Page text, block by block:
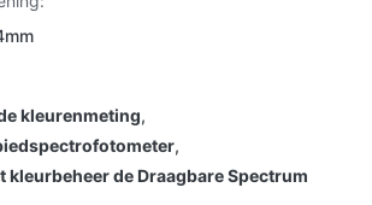
kleurenmeting,
,
kleurbeheer de Draagbare Spectrum